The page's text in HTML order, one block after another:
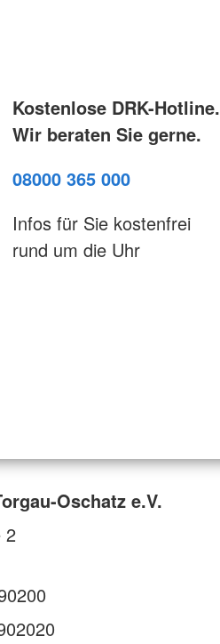
Kostenlose DRK-Hotline.
Wir beraten Sie gerne.
08000 365 000
Infos für Sie kostenfrei
rund um die Uhr
Oschatz e.V.
2